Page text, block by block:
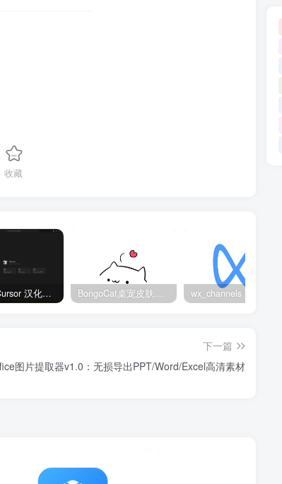
收藏
最新版 Cursor 汉化设置中文教程（两种简单方法，附中文语言包下载） BongoCat桌宠皮肤包大全：20款主题皮肤免费下载
下一篇
图片提取器v1.0：无损导出PPT/Word/Excel高清素材